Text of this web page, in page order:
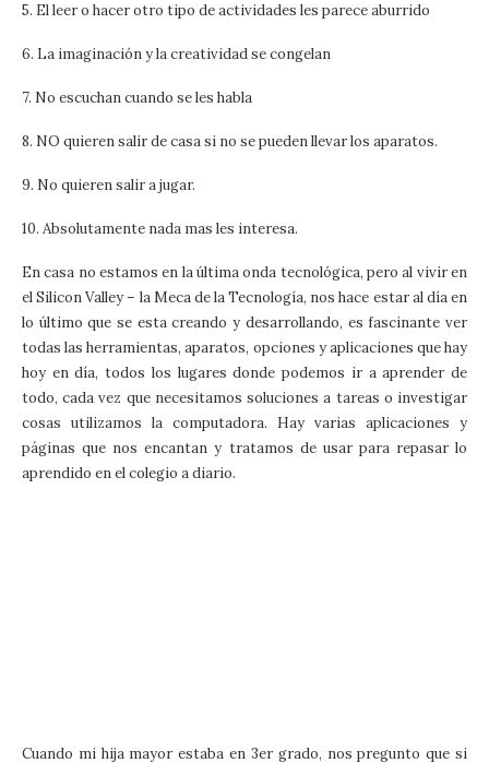
5. El leer o hacer otro tipo de actividades les parece aburrido
6. La imaginación y la creatividad se congelan
7. No escuchan cuando se les habla
8. NO quieren salir de casa si no se pueden llevar los aparatos.
9. No quieren salir a jugar.
10. Absolutamente nada mas les interesa.
En casa no estamos en la última onda tecnológica, pero al vivir en
el Silicon Valley – la Meca de la Tecnología, nos hace estar al día en
lo último que se esta creando y desarrollando, es fascinante ver
todas las herramientas, aparatos, opciones y aplicaciones que hay
hoy en día, todos los lugares donde podemos ir a aprender de
todo, cada vez que necesitamos soluciones a tareas o investigar
cosas utilizamos la computadora. Hay varias aplicaciones y
páginas que nos encantan y tratamos de usar para repasar lo
aprendido en el colegio a diario.
Cuando mi hija mayor estaba en 3er grado, nos pregunto que si